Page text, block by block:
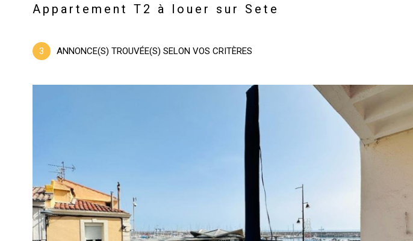
Appartement T2 à louer sur Sete
3 ANNONCE(S) TROUVÉE(S) SELON VOS CRITÈRES